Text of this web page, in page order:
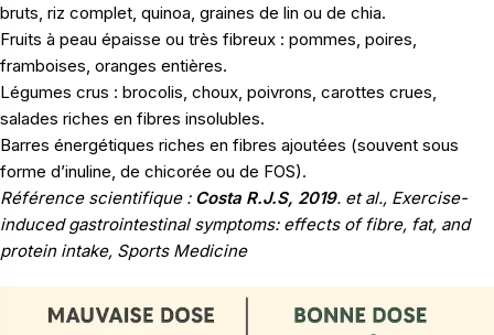
bruts, riz complet, quinoa, graines de lin ou de chia.
Fruits à peau épaisse ou très fibreux : pommes, poires,
framboises, oranges entières.
Légumes crus : brocolis, choux, poivrons, carottes crues,
salades riches en fibres insolubles.
Barres énergétiques riches en fibres ajoutées (souvent sous
forme d’inuline, de chicorée ou de FOS).
Référence scientifique : Costa R.J.S, 2019. et al., Exercise-
induced gastrointestinal symptoms: effects of fibre, fat, and
protein intake, Sports Medicine